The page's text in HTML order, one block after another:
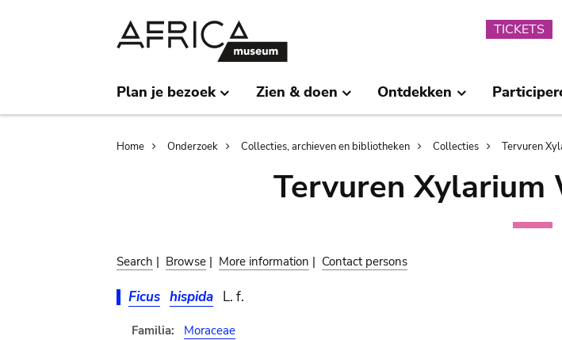
TICKETS
Plan je bezoek Zien & doen Ontdekken
Breadcrumb
Home Onderzoek Collecties, archieven en bibliotheken Collecties Tervuren
Tervuren Xylarium
Search | Browse | More information | Contact persons
Ficus hispida L. f.
Familia:
Moraceae